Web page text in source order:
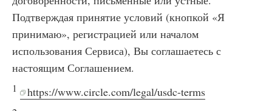
Подтверждая принятие условий (кнопкой «Я
принимаю», регистрацией или началом
использования Сервиса), Вы соглашаетесь с
настоящим Соглашением.
1 https://www.circle.com/legal/usdc-terms